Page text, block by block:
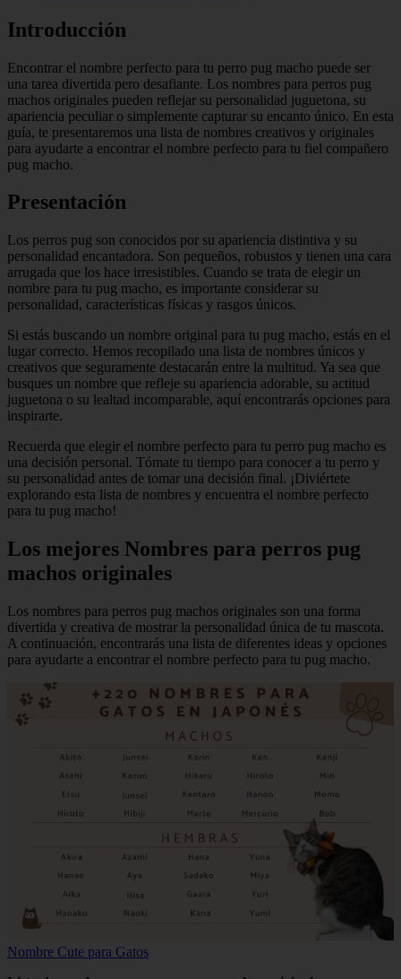
Introducción
Encontrar el nombre perfecto para tu perro pug macho puede ser
una tarea divertida pero desafiante. Los nombres para perros pug
machos originales pueden reflejar su personalidad juguetona, su
apariencia peculiar o simplemente capturar su encanto único. En esta
guía, te presentaremos una lista de nombres creativos y originales
para ayudarte a encontrar el nombre perfecto para tu fiel compañero
pug macho.
Presentación
Los perros pug son conocidos por su apariencia distintiva y su
personalidad encantadora. Son pequeños, robustos y tienen una cara
arrugada que los hace irresistibles. Cuando se trata de elegir un
nombre para tu pug macho, es importante considerar su
personalidad, características físicas y rasgos únicos.
Si estás buscando un nombre original para tu pug macho, estás en el
lugar correcto. Hemos recopilado una lista de nombres únicos y
creativos que seguramente destacarán entre la multitud. Ya sea que
busques un nombre que refleje su apariencia adorable, su actitud
juguetona o su lealtad incomparable, aquí encontrarás opciones para
inspirarte.
Recuerda que elegir el nombre perfecto para tu perro pug macho es
una decisión personal. Tómate tu tiempo para conocer a tu perro y
su personalidad antes de tomar una decisión final. ¡Diviértete
explorando esta lista de nombres y encuentra el nombre perfecto
para tu pug macho!
Los mejores Nombres para perros pug
machos originales
Los nombres para perros pug machos originales son una forma
divertida y creativa de mostrar la personalidad única de tu mascota.
A continuación, encontrarás una lista de diferentes ideas y opciones
para ayudarte a encontrar el nombre perfecto para tu pug macho.
Nombre Cute para Gatos